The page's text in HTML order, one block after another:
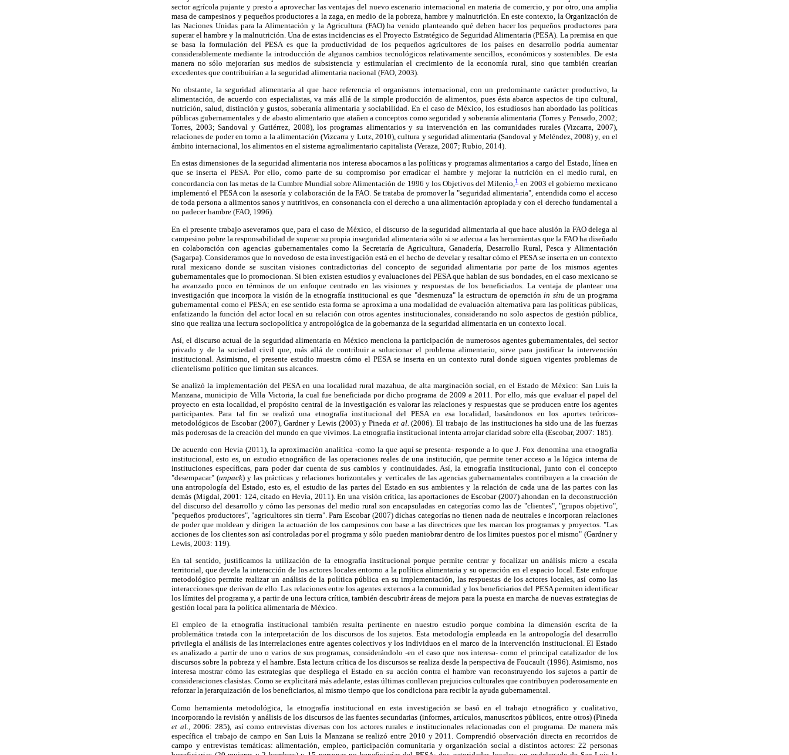
sector agrícola pujante y presto a aprovechar las ventajas del nuevo escenario internacional en materia de comercio, y por otro, una amplia
masa de campesinos y pequeños productores a la zaga, en medio de la pobreza, hambre y malnutrición. En este contexto, la Organización de
las Naciones Unidas para la Alimentación y la Agricultura (FAO) ha venido planteando qué deben hacer los pequeños productores para
superar el hambre y la malnutrición. Una de estas incidencias es el Proyecto Estratégico de Seguridad Alimentaria (PESA). La premisa en que
se basa la formulación del PESA es que la productividad de los pequeños agricultores de los países en desarrollo podría aumentar
considerablemente mediante la introducción de algunos cambios tecnológicos relativamente sencillos, económicos y sostenibles. De esta
manera no sólo mejorarían sus medios de subsistencia y estimularían el crecimiento de la economía rural, sino que también crearían
excedentes que contribuirían a la seguridad alimentaria nacional (FAO, 2003).
No obstante, la seguridad alimentaria al que hace referencia el organismos internacional, con un predominante carácter productivo, la
alimentación, de acuerdo con especialistas, va más allá de la simple producción de alimentos, pues ésta abarca aspectos de tipo cultural,
nutrición, salud, distinción y gustos, soberanía alimentaria y sociabilidad. En el caso de México, los estudiosos han abordado las políticas
públicas gubernamentales y de abasto alimentario que atañen a conceptos como seguridad y soberanía alimentaria (Torres y Pensado, 2002;
Torres, 2003; Sandoval y Gutiérrez, 2008), los programas alimentarios y su intervención en las comunidades rurales (Vizcarra, 2007),
relaciones de poder en torno a la alimentación (Vizcarra y Lutz, 2010), cultura y seguridad alimentaria (Sandoval y Meléndez, 2008) y, en el
ámbito internacional, los alimentos en el sistema agroalimentario capitalista (Veraza, 2007; Rubio, 2014).
En estas dimensiones de la seguridad alimentaria nos interesa abocarnos a las políticas y programas alimentarios a cargo del Estado, línea en
que se inserta el PESA. Por ello, como parte de su compromiso por erradicar el hambre y mejorar la nutrición en el medio rural, en
concordancia con las metas de la Cumbre Mundial sobre Alimentación de 1996 y los Objetivos del Milenio,1en 2003 el gobierno mexicano
implementó el PESA con la asesoría y colaboración de la FAO. Se trataba de promover la "seguridad alimentaria", entendida como el acceso
de toda persona a alimentos sanos y nutritivos, en consonancia con el derecho a una alimentación apropiada y con el derecho fundamental a
no padecer hambre (FAO, 1996).
En el presente trabajo aseveramos que, para el caso de México, el discurso de la seguridad alimentaria al que hace alusión la FAO delega al
campesino pobre la responsabilidad de superar su propia inseguridad alimentaria sólo si se adecua a las herramientas que la FAO ha diseñado
en colaboración con agencias gubernamentales como la Secretaría de Agricultura, Ganadería, Desarrollo Rural, Pesca y Alimentación
(Sagarpa). Consideramos que lo novedoso de esta investigación está en el hecho de develar y resaltar cómo el PESA se inserta en un contexto
rural mexicano donde se suscitan visiones contradictorias del concepto de seguridad alimentaria por parte de los mismos agentes
gubernamentales que lo promocionan. Si bien existen estudios y evaluaciones del PESA que hablan de sus bondades, en el caso mexicano se
ha avanzado poco en términos de un enfoque centrado en las visiones y respuestas de los beneficiados. La ventaja de plantear una
investigación que incorpora la visión de la etnografía institucional es que "desmenuza" la estructura de operación in situ de un programa
gubernamental como el PESA; en ese sentido esta forma se aproxima a una modalidad de evaluación alternativa para las políticas públicas,
enfatizando la función del actor local en su relación con otros agentes institucionales, considerando no solo aspectos de gestión pública,
sino que realiza una lectura sociopolítica y antropológica de la gobernanza de la seguridad alimentaria en un contexto local.
Así, el discurso actual de la seguridad alimentaria en México menciona la participación de numerosos agentes gubernamentales, del sector
privado y de la sociedad civil que, más allá de contribuir a solucionar el problema alimentario, sirve para justificar la intervención
institucional. Asimismo, el presente estudio muestra cómo el PESA se inserta en un contexto rural donde siguen vigentes problemas de
clientelismo político que limitan sus alcances.
Se analizó la implementación del PESA en una localidad rural mazahua, de alta marginación social, en el Estado de México: San Luis la
Manzana, municipio de Villa Victoria, la cual fue beneficiada por dicho programa de 2009 a 2011. Por ello, más que evaluar el papel del
proyecto en esta localidad, el propósito central de la investigación es valorar las relaciones y respuestas que se producen entre los agentes
participantes. Para tal fin se realizó una etnografía institucional del PESA en esa localidad, basándonos en los aportes teóricos-
metodológicos de Escobar (2007), Gardner y Lewis (2003) y Pineda et al. (2006). El trabajo de las instituciones ha sido una de las fuerzas
más poderosas de la creación del mundo en que vivimos. La etnografía institucional intenta arrojar claridad sobre ella (Escobar, 2007: 185).
De acuerdo con Hevia (2011), la aproximación analítica -como la que aquí se presenta- responde a lo que J. Fox denomina una etnografía
institucional, esto es, un estudio etnográfico de las operaciones reales de una institución, que permite tener acceso a la lógica interna de
instituciones específicas, para poder dar cuenta de sus cambios y continuidades. Así, la etnografía institucional, junto con el concepto
"desempacar" (unpack) y las prácticas y relaciones horizontales y verticales de las agencias gubernamentales contribuyen a la creación de
una antropología del Estado, esto es, el estudio de las partes del Estado en sus ambientes y la relación de cada una de las partes con las
demás (Migdal, 2001: 124, citado en Hevia, 2011). En una visión crítica, las aportaciones de Escobar (2007) ahondan en la deconstrucción
del discurso del desarrollo y cómo las personas del medio rural son encapsuladas en categorías como las de "clientes", "grupos objetivo",
"pequeños productores", "agricultores sin tierra". Para Escobar (2007) dichas categorías no tienen nada de neutrales e incorporan relaciones
de poder que moldean y dirigen la actuación de los campesinos con base a las directrices que les marcan los programas y proyectos. "Las
acciones de los clientes son así controladas por el programa y sólo pueden maniobrar dentro de los limites puestos por el mismo" (Gardner y
Lewis, 2003: 119).
En tal sentido, justificamos la utilización de la etnografía institucional porque permite centrar y focalizar un análisis micro a escala
territorial, que devela la interacción de los actores locales entorno a la política alimentaria y su operación en el espacio local. Este enfoque
metodológico permite realizar un análisis de la política pública en su implementación, las respuestas de los actores locales, así como las
interacciones que derivan de ello. Las relaciones entre los agentes externos a la comunidad y los beneficiarios del PESA permiten identificar
los límites del programa y, a partir de una lectura crítica, también descubrir áreas de mejora para la puesta en marcha de nuevas estrategias de
gestión local para la política alimentaria de México.
El empleo de la etnografía institucional también resulta pertinente en nuestro estudio porque combina la dimensión escrita de la
problemática tratada con la interpretación de los discursos de los sujetos. Esta metodología empleada en la antropología del desarrollo
privilegia el análisis de las interrelaciones entre agentes colectivos y los individuos en el marco de la intervención institucional. El Estado
es analizado a partir de uno o varios de sus programas, considerándolo -en el caso que nos interesa- como el principal catalizador de los
discursos sobre la pobreza y el hambre. Esta lectura crítica de los discursos se realiza desde la perspectiva de Foucault (1996). Asimismo, nos
interesa mostrar cómo las estrategias que despliega el Estado en su acción contra el hambre van reconstruyendo los sujetos a partir de
consideraciones clasistas. Como se explicitará más adelante, estas últimas conllevan prejuicios culturales que contribuyen poderosamente en
reforzar la jerarquización de los beneficiarios, al mismo tiempo que los condiciona para recibir la ayuda gubernamental.
Como herramienta metodológica, la etnografía institucional en esta investigación se basó en el trabajo etnográfico y cualitativo,
incorporando la revisión y análisis de los discursos de las fuentes secundarias (informes, artículos, manuscritos públicos, entre otros) (Pineda
et al.,
2006: 285), así como entrevistas diversas con los actores rurales e institucionales relacionadas con el programa. De manera más
específica el trabajo de campo en San Luis la Manzana se realizó entre 2010 y 2011. Comprendió observación directa en recorridos de
campo y entrevistas temáticas: alimentación, empleo, participación comunitaria y organización social a distintos actores: 22 personas